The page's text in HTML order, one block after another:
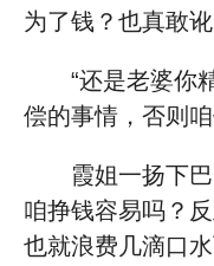
为了钱？也真敢
“还是老婆你
偿的事情，否则
霞姐一扬下
咱挣钱容易吗？
也就浪费几滴口